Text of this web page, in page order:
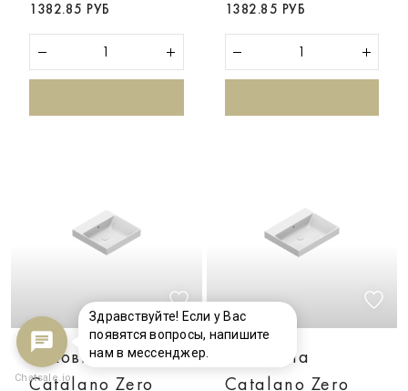
1382.85 РУБ
1382.85 РУБ
Раковина
Catalano Zero
Раковина
Catalano Zero
Здравствуйте! Если у Вас
появятся вопросы, напишите
нам в мессенджер.
Chatsale.io